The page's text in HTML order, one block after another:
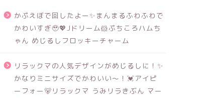
かぷえぼで回したよー✨まんまるふわふわで
かわいすぎ🥹💖Jドリーム🐹ぷちころハムち
ゃん めじるしフロッキーチャーム
リラックマの人気デザインがめじるしに！✨
かなりミニサイズでかわいい～！💓アイピ
ーフォー🐻リラックマ うみリラきぶん マー